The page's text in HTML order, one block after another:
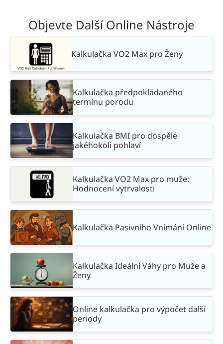
Objevte Další Online Nástroje
Kalkulačka VO2 Max pro Ženy
Kalkulačka předpokládaného
termínu porodu
Kalkulačka BMI pro dospělé
jakéhokoli pohlaví
Kalkulačka VO2 Max pro muže:
Hodnocení vytrvalosti
Kalkulačka Pasivního Vnímání Online
Kalkulačka Ideální Váhy pro Muže a
Ženy
Online kalkulačka pro výpočet další
periody